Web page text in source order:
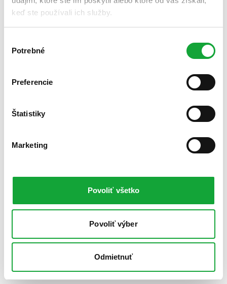
keď ste používali ich služby.
súhlasu
Potrebné
Preferencie
Štatistiky
Marketing
Povoliť všetko
Povoliť výber
Odmietnuť